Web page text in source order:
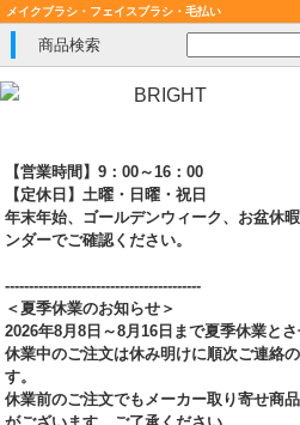
メイクブラシ・フェイスブラシ・毛払い
商品検索
【営業時間】9：00～16：00
【定休日】土曜・日曜・祝日
年末年始、ゴールデンウィーク、お盆休
ンダーでご確認ください。
-----------------------------------------
＜夏季休業のお知らせ＞
2026年8月8日～8月16日まで夏季休業とさ
休業中のご注文は休み明けに順次ご連絡
す。
休業前のご注文でもメーカー取り寄せ商